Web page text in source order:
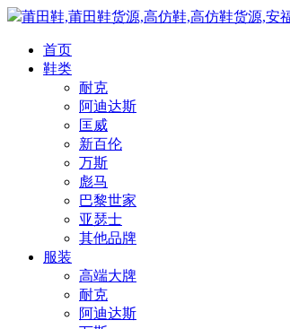
莆田鞋,莆田鞋货源,高仿鞋,高仿鞋货源,安
首页
鞋类
耐克
阿迪达斯
匡威
新百伦
万斯
彪马
巴黎世家
亚瑟士
其他品牌
服装
高端大牌
耐克
阿迪达斯